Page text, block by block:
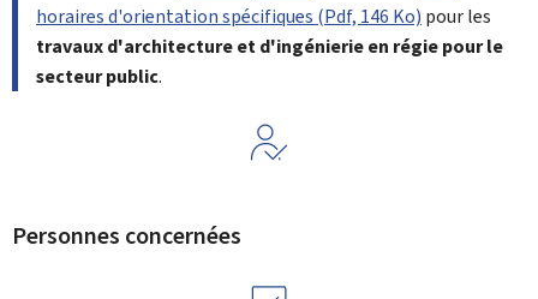
horaires d'orientation spécifiques (Pdf, 146 Ko) pour les
travaux d'architecture et d'ingénierie en régie pour le
secteur public.
Personnes concernées